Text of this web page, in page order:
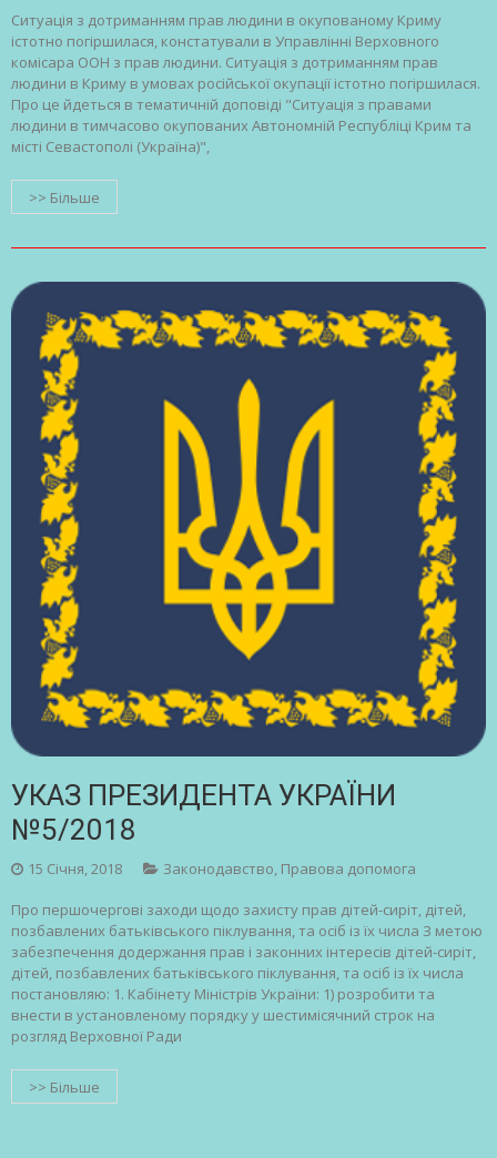
Ситуація з дотриманням прав людини в окупованому Криму
істотно погіршилася, констатували в Управлінні Верховного
комісара ООН з прав людини. Ситуація з дотриманням прав
людини в Криму в умовах російської окупації істотно погіршилася.
Про це йдеться в тематичній доповіді "Ситуація з правами
людини в тимчасово окупованих Автономній Республіці Крим та
місті Севастополі (Україна)",
>> Більше
УКАЗ ПРЕЗИДЕНТА УКРАЇНИ
№5/2018
15 Січня, 2018 Законодавство, Правова допомога
Про першочергові заходи щодо захисту прав дітей-сиріт, дітей,
позбавлених батьківського піклування, та осіб із їх числа З метою
забезпечення додержання прав і законних інтересів дітей-сиріт,
дітей, позбавлених батьківського піклування, та осіб із їх числа
постановляю: 1. Кабінету Міністрів України: 1) розробити та
внести в установленому порядку у шестимісячний строк на
розгляд Верховної Ради
>> Більше